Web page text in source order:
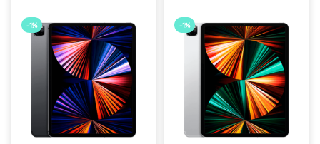
-1% -1%